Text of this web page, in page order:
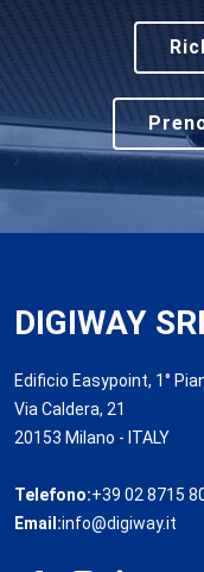
DIGIWAY
Edificio Easypoint, 1°
Via Caldera, 21
20153 Milano - ITALY
Telefono:+39 02 8715
Email:info@digiway.it